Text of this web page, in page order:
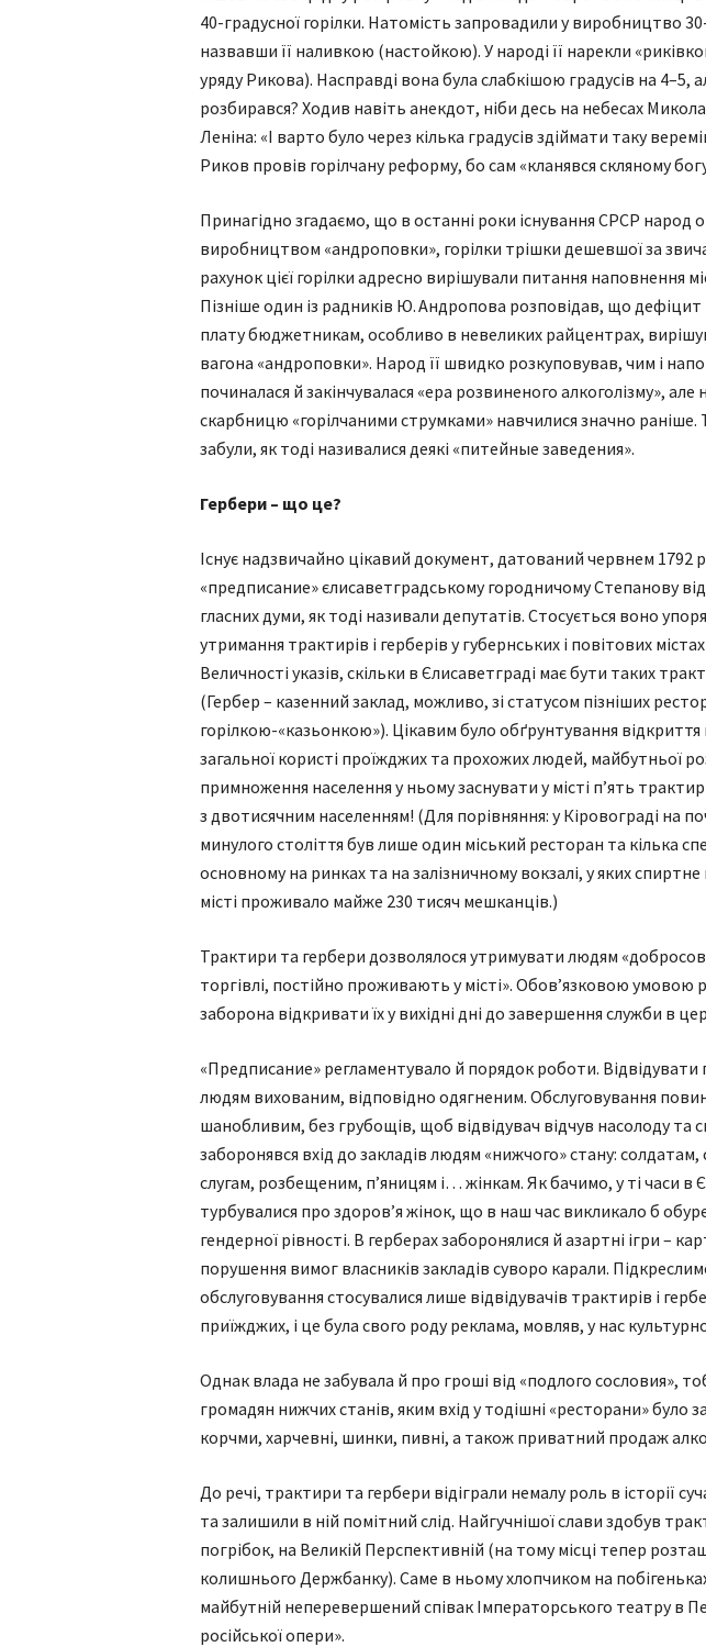
40-градусної горілки. Натомість запровадили у виробництво
назвавши її наливкою (настойкою). У народі її нарекли
уряду Рикова). Насправді вона була слабкішою градусів на 4–5,
розбирався? Ходив навіть анекдот, ніби десь на небесах
Леніна: «І варто було через кілька градусів здіймати таку
Риков провів горілчану реформу, бо сам «кланявся скляному
Принагідно згадаємо, що в останні роки існування СРСР народ
виробництвом «андроповки», горілки трішки дешевшої за
рахунок цієї горілки адресно вирішували питання наповнення
Пізніше один із радників Ю. Андропова розповідав, що дефіцит
плату бюджетникам, особливо в невеликих райцентрах,
вагона «андроповки». Народ її швидко розкуповував, чим і
починалася й закінчувалася «ера розвиненого алкоголізму»,
скарбницю «горілчаними струмками» навчилися значно
забули, як тоді називалися деякі «питейные заведения».
Гербери – що це?
Існує надзвичайно цікавий документ, датований червнем 1792
«предписание» єлисаветградському городничому Степанову
гласних думи, як тоді називали депутатів. Стосується воно
утримання трактирів і герберів у губернських і повітових містах
Величності указів, скільки в Єлисаветграді має бути таких
(Гербер – казенний заклад, можливо, зі статусом пізніших
горілкою-«казьонкою»). Цікавим було обґрунтування відкриття
загальної користі проїжджих та прохожих людей, майбутньої
примноження населення у ньому заснувати у місті п’ять
з двотисячним населенням! (Для порівняння: у Кіровограді на
минулого століття був лише один міський ресторан та кілька
основному на ринках та на залізничному вокзалі, у яких
місті проживало майже 230 тисяч мешканців.)
Трактири та гербери дозволялося утримувати людям
торгівлі, постійно проживають у місті». Обов’язковою умовою
заборона відкривати їх у вихідні дні до завершення служби в
«Предписание» регламентувало й порядок роботи. Відвідувати
людям вихованим, відповідно одягненим. Обслуговування
шанобливим, без грубощів, щоб відвідувач відчув насолоду та
заборонявся вхід до закладів людям «нижчого» стану:
слугам, розбещеним, п’яницям і… жінкам. Як бачимо, у ті часи в
турбувалися про здоров’я жінок, що в наш час викликало б
гендерної рівності. В герберах заборонялися й азартні ігри –
порушення вимог власників закладів суворо карали.
обслуговування стосувалися лише відвідувачів трактирів і
приїжджих, і це була свого роду реклама, мовляв, у нас
Однак влада не забувала й про гроші від «подлого сословия»,
громадян нижчих станів, яким вхід у тодішні «ресторани» було
корчми, харчевні, шинки, пивні, а також приватний продаж
До речі, трактири та гербери відіграли немалу роль в історії
та залишили в ній помітний слід. Найгучнішої слави здобув
погрібок, на Великій Перспективній (на тому місці тепер
колишнього Держбанку). Саме в ньому хлопчиком на
майбутній неперевершений співак Імператорського театру в
російської опери».